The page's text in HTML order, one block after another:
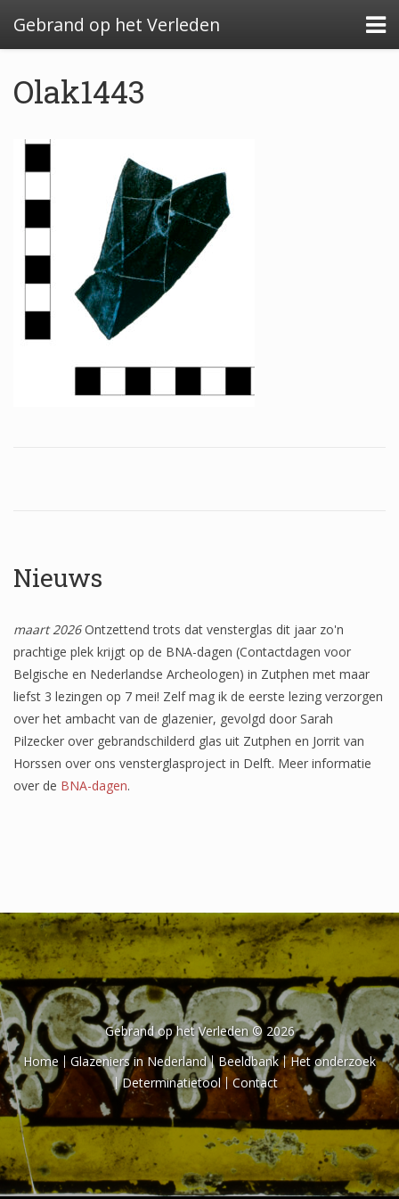
Gebrand op het Verleden
Algemeen: Glazeniersafval in Nederland
Algemeen: de glazenier
Uitwerking: Zutphen-Dieserstraat, 1583-1600
Uitwerking: Oldenzaal-Boterstraat, 1650-1700
Quickscan: Groenlo-Nieuwstad, 1650-1800
Quickscan: Groenlo-Notenboomstraat, 1700-
Boordglazen
Omlijsting
Teksten
Onbeschilderd glas
Literatuurlijst
Nieuws
maart 2026Ontzettend trots dat vensterglas dit jaar zo'n
prachtige plek krijgt op de BNA-dagen (Contactdagen voor
Belgische en Nederlandse Archeologen) in Zutphen met maar
liefst 3 lezingen op 7 mei! Zelf mag ik de eerste lezing verzorgen
over het ambacht van de glazenier, gevolgd door Sarah
Pilzecker over gebrandschilderd glas uit Zutphen en Jorrit van
Horssen over ons vensterglasproject in Delft. Meer informatie
over de BNA-dagen.
Olak1443
Gebrand op het Verleden © 2026
Home
Glazeniers in Nederland Beeldbank
Het onderzoek
Determinatietool
Contact